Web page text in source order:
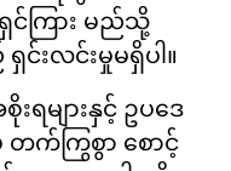
ကြား မည်သို့
းလင်းမှုမရှိပါ။
များနှင့် ဥပဒေ
တက်ကြွစွာ စောင့်